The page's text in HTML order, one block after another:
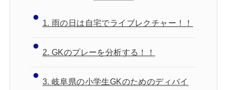
1. 雨の日は自宅でライブレクチャー！！
2. GKのプレーを分析する！！
3. 岐阜県の小学生GKのためのディバイ